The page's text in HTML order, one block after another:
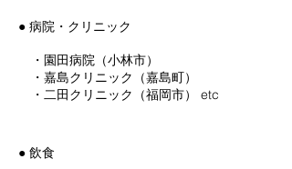
● 病院・クリニック
・園田病院（小林市）
・嘉島クリニック（嘉島町）
・二田クリニック（福岡市） etc
● 飲食